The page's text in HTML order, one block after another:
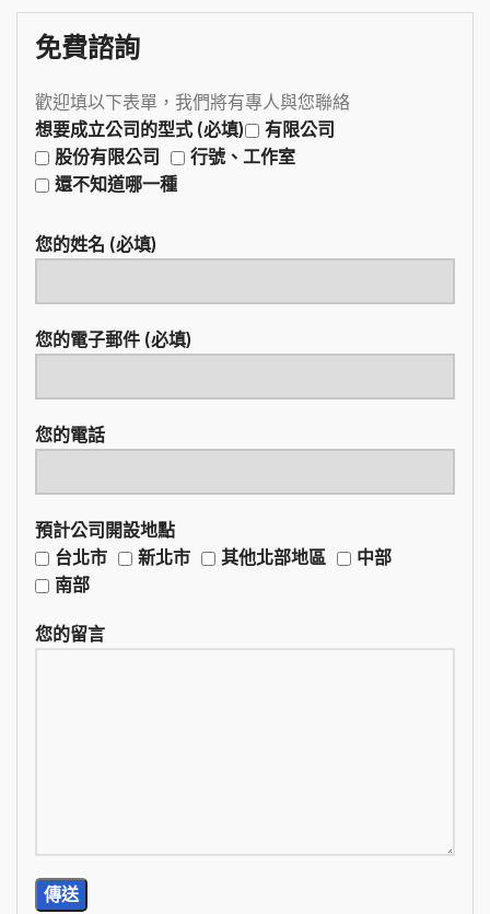
免費諮詢
歡迎填以下表單，我們將有專人與您聯絡
想要成立公司的型式 (必填)
有限公司
股份有限公司
行號、工作室
還不知道哪一種
您的姓名 (必填)
您的電子郵件 (必填)
您的電話
預計公司開設地點
台北市
新北市 其他北部地區
中部
南部
您的留言